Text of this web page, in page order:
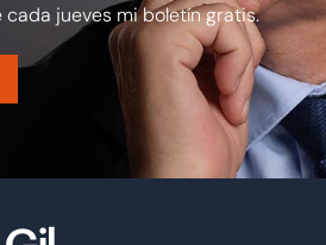
jueves mi boletín gratis.